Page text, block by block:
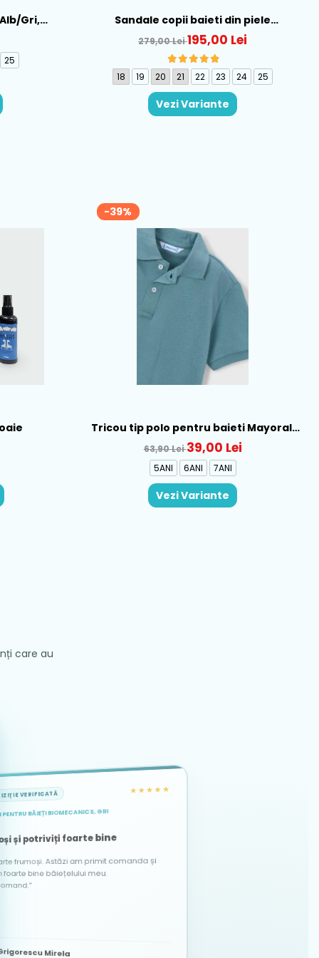
Gri,
25
Sandale copii baieti din piele
Biomecanics, Albastru - 262124-A556
279,00 Lei195,00 Lei
18 19 20 21 22 23 24 25
Vezi Variante
-39%
Tricou tip polo pentru baieti Mayoral,
Verde - 150-12
63,90 Lei39,00 Lei
5ANI 6ANI 7ANI
Vezi Variante
care au
VERIFICATĂ ★★★★★
PENTRU BĂIEȚI BIOMECANICS, GRI
și potriviți foarte bine
frumoși. Astăzi am primit comanda și
băiețelului meu.
Mirela